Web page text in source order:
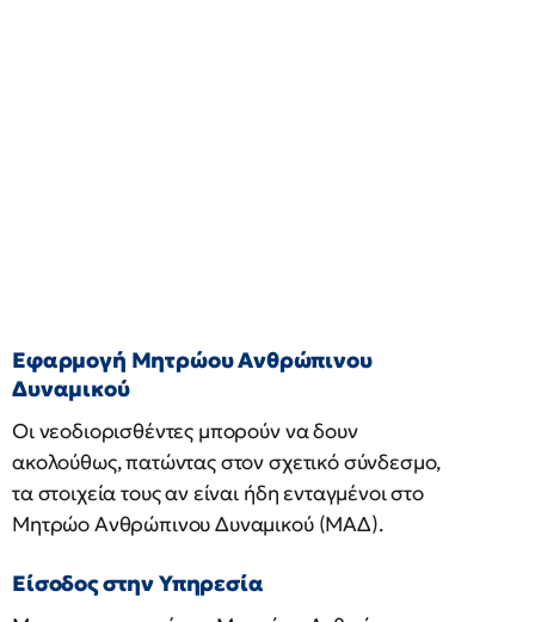
Εφαρμογή Μητρώου Ανθρώπινου
Δυναμικού
Οι νεοδιορισθέντες μπορούν να δουν
ακολούθως, πατώντας στον σχετικό σύνδεσμο,
τα στοιχεία τους αν είναι ήδη ενταγμένοι στο
Μητρώο Ανθρώπινου Δυναμικού (ΜΑΔ).
Είσοδος στην Υπηρεσία